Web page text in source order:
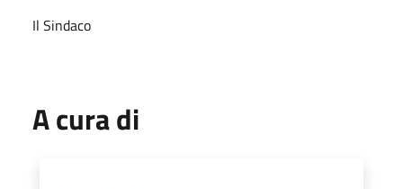
Il Sindaco
A cura di